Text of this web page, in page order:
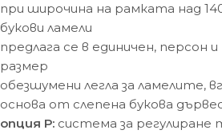
при широчина на рамката над
букови ламели
предлага се в единичен, персон
размер
обезшумени легла за ламелите,
основа от слепена букова
опция Р: система за